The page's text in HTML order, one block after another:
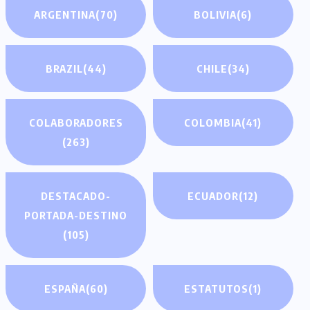
ARGENTINA(70) BOLIVIA(6)
BRAZIL(44) CHILE(34)
COLABORADORES
(263)
COLOMBIA(41)
DESTACADO-
PORTADA-DESTINO
(105)
ECUADOR(12)
ESPAÑA(60) ESTATUTOS(1)